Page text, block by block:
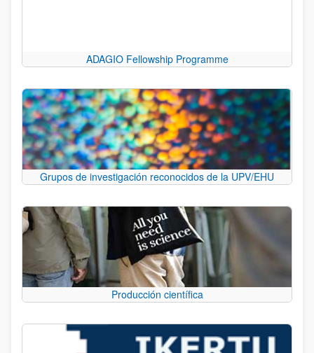
ADAGIO Fellowship Programme
Grupos de investigación reconocidos de la UPV/EHU
Producción científica